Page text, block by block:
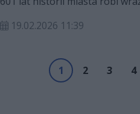
19.02.2026 11:39
1 2 3 4